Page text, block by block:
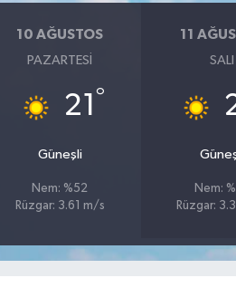
10 AĞUSTOS
PAZARTESI
21 °
Güneşli
Nem: %52
Rüzgar: 3.61 m/s
11
SALI
Nem:
Rüzgar: